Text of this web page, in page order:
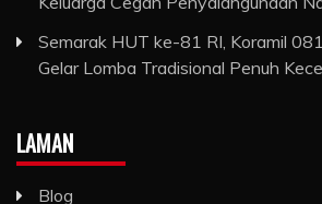
Semarak HUT ke-81 RI, Koramil
Gelar Lomba Tradisional Penuh
LAMAN
Blog